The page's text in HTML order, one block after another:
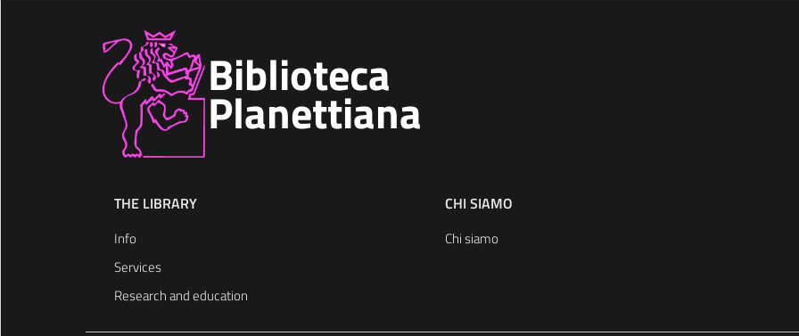
Biblioteca
Planettiana
THE LIBRARY
Info
Services
Research and education
CHI SIAMO
Chi siamo